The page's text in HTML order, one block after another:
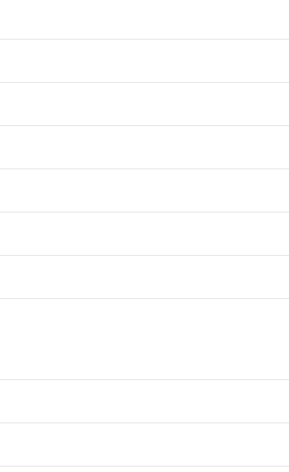
意のうえご利用ください。
10物質）の非含有に対応した製品が提供可能な
質）の非含有に対応した製品に切り替える予
10物質）の非含有に非対応の商品で、対応品
部品としていたものが、含有品と判明した場合